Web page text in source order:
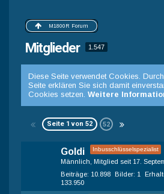
M1800R Forum
Mitglieder 1.547
Diese Seite verwendet Cookies.
Seite erklären Sie sich damit
Cookies setzen. Weitere
Seite 1 von 52 52
Goldi Inbusschlüsselspezialist
Männlich Mitglied seit 17.
Beiträge 10.898 Bilder 1
133.950